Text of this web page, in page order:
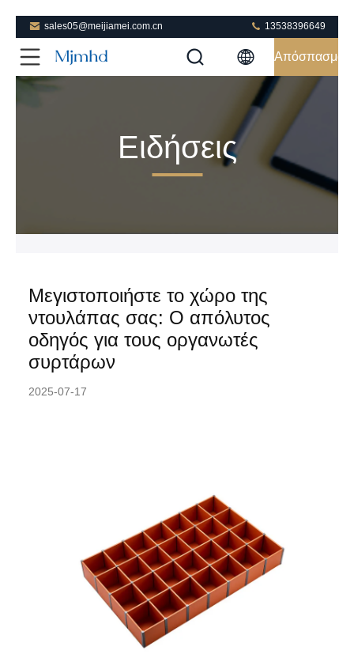
sales05@meijiamei.com.cn 13538396649
Απόσπασμα
Ειδήσεις
Μεγιστοποιήστε το χώρο της
ντουλάπας σας: Ο απόλυτος
οδηγός για τους οργανωτές
συρτάρων
2025-07-17